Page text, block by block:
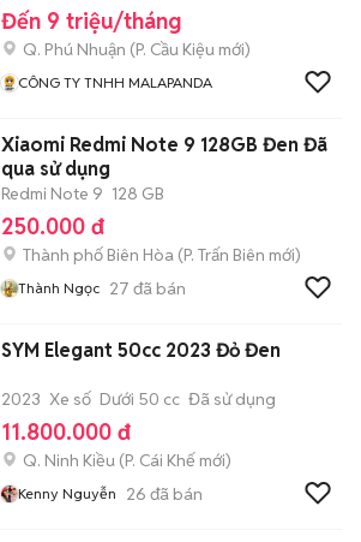
Đến 9 triệu/tháng
Q. Phú Nhuận (P. Cầu Kiệu mới)
CÔNG TY TNHH MALAPANDA
Xiaomi Redmi Note 9 128GB Đen Đã
qua sử dụng
Redmi Note 9 128 GB
250.000 đ
Thành phố Biên Hòa (P. Trấn Biên mới)
Thành Ngọc 27 đã bán
SYM Elegant 50cc 2023 Đỏ Đen
2023 Xe số Dưới 50 cc Đã sử dụng
11.800.000 đ
Q. Ninh Kiều (P. Cái Khế mới)
Kenny Nguyễn 26 đã bán